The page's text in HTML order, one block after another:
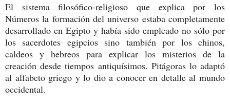
El sistema filosófico-religioso que explica por los
Números la formación del universo estaba completamente
desarrollado en Egipto y había sido empleado no sólo por
los sacerdotes egipcios sino también por los chinos,
caldeos y hebreos para explicar los misterios de la
creación desde tiempos antiquísimos. Pitágoras lo adaptó
al alfabeto griego y lo dio a conocer en detalle al mundo
occidental.